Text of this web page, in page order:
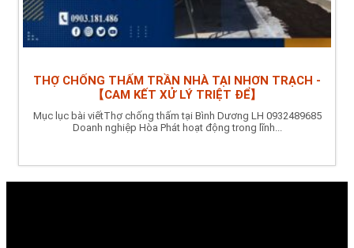
THỢ CHỐNG THẤM TRẦN NHÀ TẠI NHƠN TRẠCH -
【CAM KẾT XỬ LÝ TRIỆT ĐỂ】
Mục lục bài viếtThợ chống thấm tại Bình Dương LH 0932489685
Doanh nghiệp Hòa Phát hoạt động trong lĩnh...